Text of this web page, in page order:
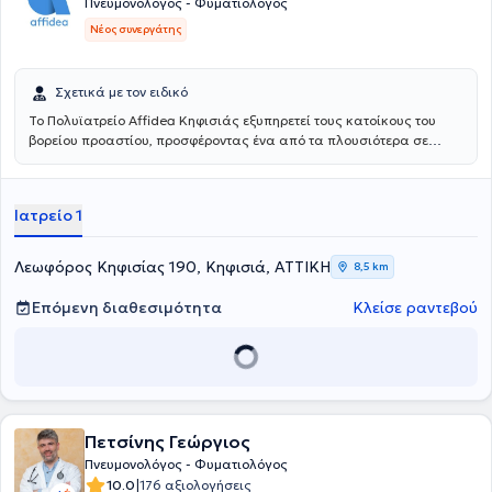
Νέος συνεργάτης
Σχετικά με τον ειδικό
Το Πολυϊατρείο Affidea Κηφισιάς εξυπηρετεί τους κατοίκους του
βορείου προαστίου, προσφέροντας ένα από τα πλουσιότερα σε
υπηρεσίες για τον ύπνο, τη νευρολογία και τη ρευματολογία,
φροντίδα στη βόρεια Αθήνα.
Ιατρείο 1
Λεωφόρος Κηφισίας 190, Κηφισιά, ΑΤΤΙΚΗ 8,5 km
Επόμενη διαθεσιμότητα Κλείσε ραντεβού
Πετσίνης Γεώργιος
Πνευμονολόγος - Φυματιολόγος
10.0|176 αξιολογήσεις